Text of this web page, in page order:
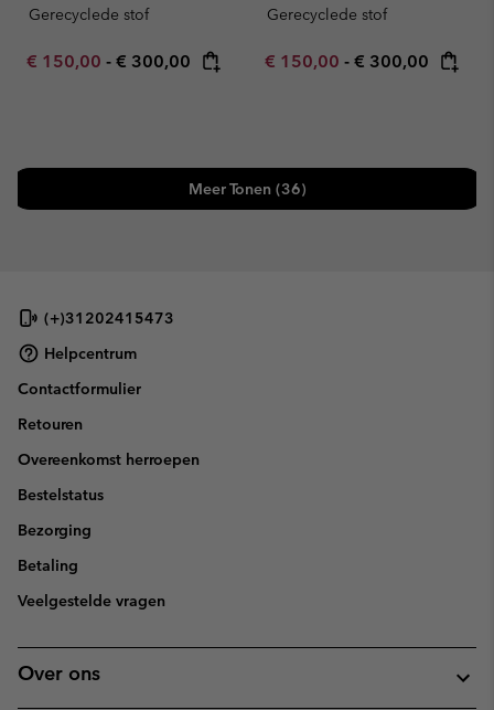
Gerecyclede stof
Minimum sale price:
€ 150,00 - Maximum price:
€ 300,00
Gerecyclede stof
Minimum sale price:
€ 150,00 - Maximum price:
€ 300,00
Meer Tonen (36)
(+)31202415473
Helpcentrum
Contactformulier
Retouren
Overeenkomst herroepen
Bestelstatus
Bezorging
Betaling
Veelgestelde vragen
Over ons